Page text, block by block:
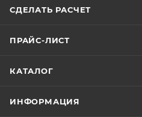
СДЕЛАТЬ РАСЧЕТ
ПРАЙС-ЛИСТ
КАТАЛОГ
ИНФОРМАЦИЯ